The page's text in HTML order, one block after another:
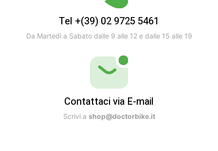
Tel +(39) 02 9725 5461
Da Martedì a Sabato dalle 9 alle 12 e dalle 15 alle 19
Contattaci via E-mail
Scrivi a shop@doctorbike.it